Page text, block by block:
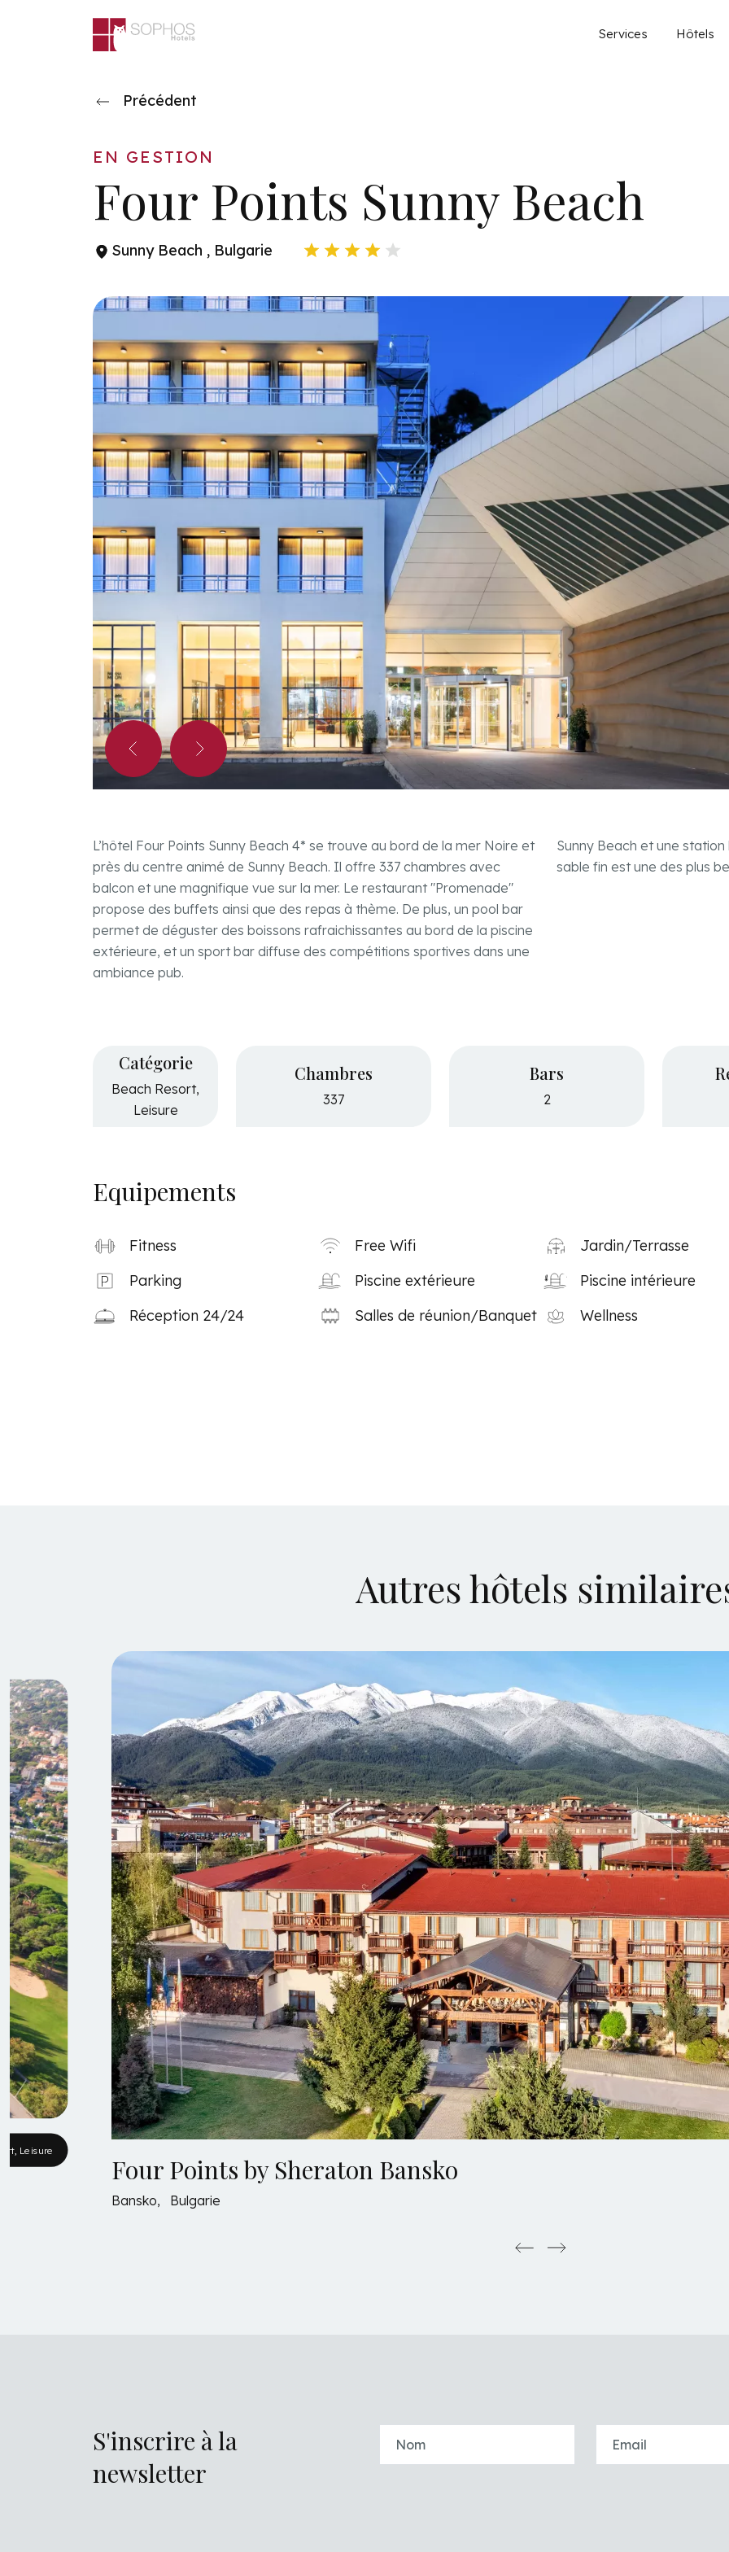
Main
Services Hôtels
Précédent
EN GESTION
Four Points Sunny Beach
Sunny Beach , Bulgarie
L’hôtel Four Points Sunny Beach 4* se trouve au bord de la mer Noire et
près du centre animé de Sunny Beach. Il offre 337 chambres avec
balcon et une magnifique vue sur la mer. Le restaurant "Promenade"
propose des buffets ainsi que des repas à thème. De plus, un pool bar
permet de déguster des boissons rafraichissantes au bord de la piscine
extérieure, et un sport bar diffuse des compétitions sportives dans une
ambiance pub.
Sunny Beach et une
sable fin est une des plus
Catégorie
Beach Resort,
Leisure
Chambres
337
Bars
2
Equipements
Fitness Free Wifi
Jardin/Terrasse
Parking
Piscine extérieure
Piscine intérieure
Réception 24/24
Salles de réunion/Banquet Wellness
Autres hôtels
Leisure
Four Points by Sheraton Bansko
Bansko, Bulgarie
S'inscrire à la
newsletter